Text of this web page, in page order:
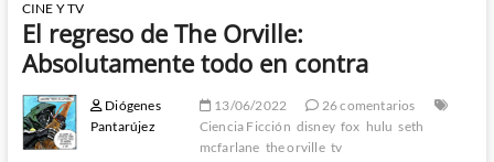
CINE Y TV
El regreso de The Orville:
Absolutamente todo en contra
Diógenes
Pantarújez
13/06/2022
26 comentarios
Ciencia Ficción disney fox hulu seth
mcfarlane the orville tv